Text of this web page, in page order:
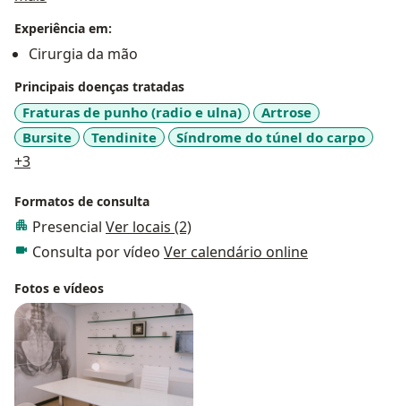
Dentre as habilidades do cirurgião da mão encontram-
se as técnicas de reparo dos nervos e vasos, retalhos e
enxertos de pele, microcirurgias, ressecção de
tumores, reconstruções ligamentares, tratamento de
fraturas de punho, mão e dedos, lesões tendíneas, das
síndromes compressivas nervosas periféricas, e
também correções de deformidades e sequelas.
Experiência em:
Cirurgia da mão
Principais doenças tratadas
Fraturas de punho (radio e ulna)
Artrose
Bursite
Tendinite Síndrome do túnel do carpo
+3a11y_sr_more_diseases
Formatos de consulta
Presencial Ver locais (2)
Consulta por vídeo Ver calendário online
Fotos e vídeos